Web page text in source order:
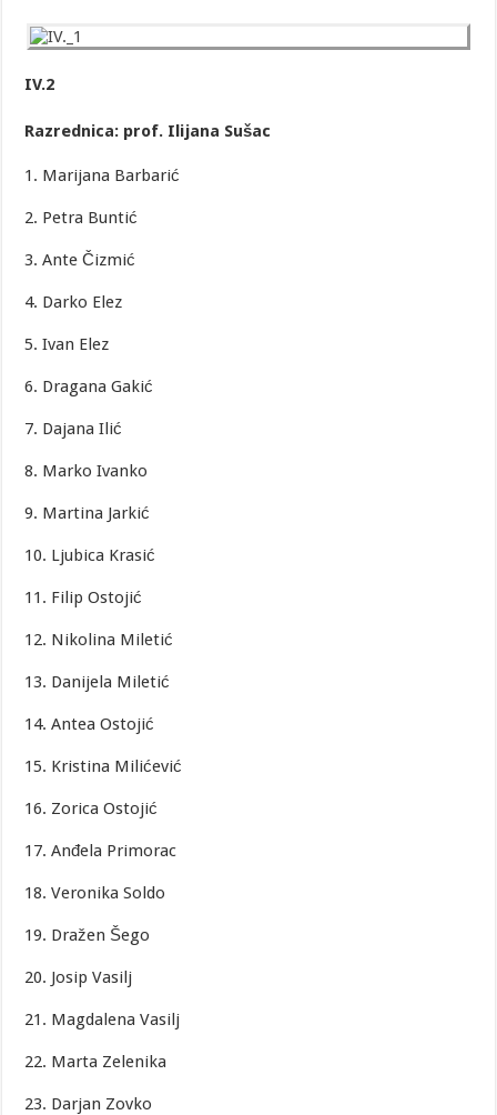
IV.2
Razrednica: prof. Ilijana Sušac
1. Marijana Barbarić
2. Petra Buntić
3. Ante Čizmić
4. Darko Elez
5. Ivan Elez
6. Dragana Gakić
7. Dajana Ilić
8. Marko Ivanko
9. Martina Jarkić
10. Ljubica Krasić
11. Filip Ostojić
12. Nikolina Miletić
13. Danijela Miletić
14. Antea Ostojić
15. Kristina Milićević
16. Zorica Ostojić
17. Anđela Primorac
18. Veronika Soldo
19. Dražen Šego
20. Josip Vasilj
21. Magdalena Vasilj
22. Marta Zelenika
23. Darjan Zovko